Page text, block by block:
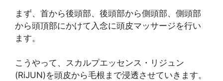
まず、首から後頭部、後頭部から側頭部、側頭部
から頭頂部にかけて入念に頭皮マッサージを行い
ます。
こうやって、スカルプエッセンス・リジュン
(RiJUN)を頭皮から毛根まで浸透させていきます。